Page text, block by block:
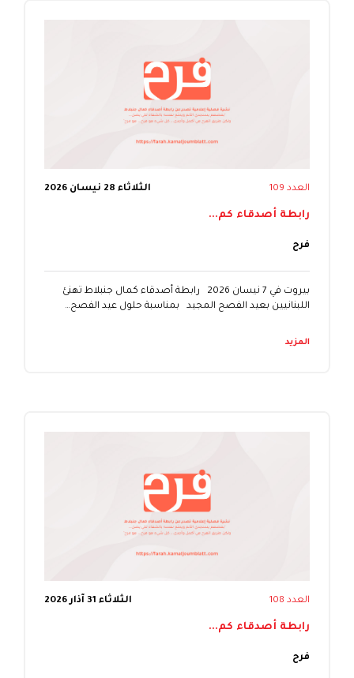
العدد 109 الثلاثاء 28 نيسان 2026
رابطة أصدقاء كم...
فرح
بيروت في 7 نيسان 2026 رابطة أصدقاء كمال جنبلاط تهنئ
اللبنانيين بعيد الفصح المجيد بمناسبة حلول عيد الفصح…
المزيد
العدد 108 الثلاثاء 31 آذار 2026
رابطة أصدقاء كم...
فرح